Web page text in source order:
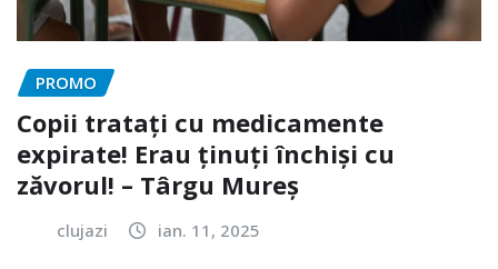
PROMO
Copii tratați cu medicamente
expirate! Erau ținuți închiși cu
zăvorul! – Târgu Mureș
clujazi ian. 11, 2025